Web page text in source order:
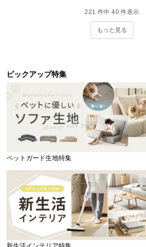
221 件中 40 件表示
もっと見る
ピックアップ特集
ペットガード生地特集